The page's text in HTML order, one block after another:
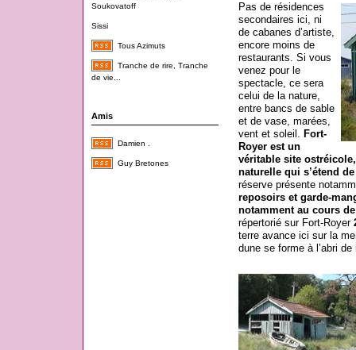
Soukovatoff
Sissi
Tous Azimuts
Tranche de rire, Tranche
de vie...
Amis
Damien .
Guy Bretones
Pas de résidences
secondaires ici, ni
de cabanes d’artiste,
encore moins de
restaurants. Si vous
venez pour le
spectacle, ce sera
celui de la nature,
entre bancs de sable
et de vase, marées,
vent et soleil. Fort-
Royer est un
véritable site
naturelle qui s’étend
réserve présente
reposoirs et garde-
notamment au cours
répertorié sur Fort-Royer
terre avance ici sur la
dune se forme à l’abri